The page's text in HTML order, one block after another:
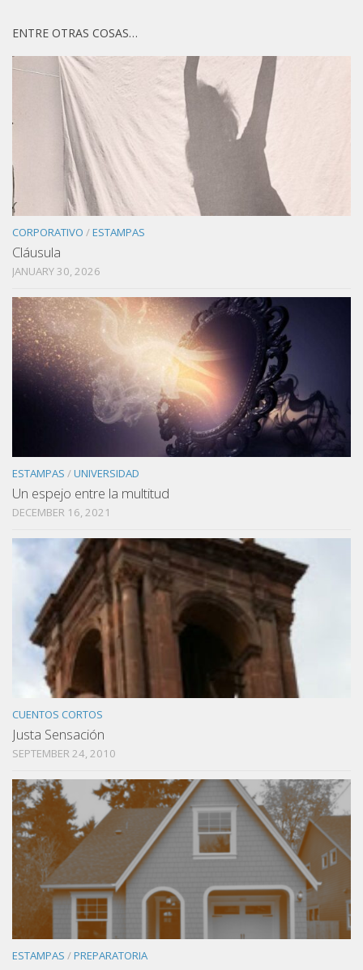
ENTRE OTRAS COSAS…
CORPORATIVO /ESTAMPAS
Cláusula
JANUARY 30, 2026
ESTAMPAS /UNIVERSIDAD
Un espejo entre la multitud
DECEMBER 16, 2021
CUENTOS CORTOS
Justa Sensación
SEPTEMBER 24, 2010
ESTAMPAS /PREPARATORIA